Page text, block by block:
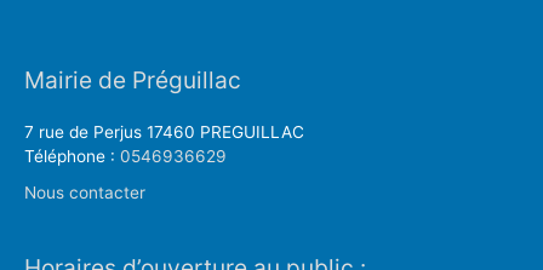
Mairie de Préguillac
7 rue de Perjus 17460 PREGUILLAC
Téléphone : 0546936629
Nous contacter